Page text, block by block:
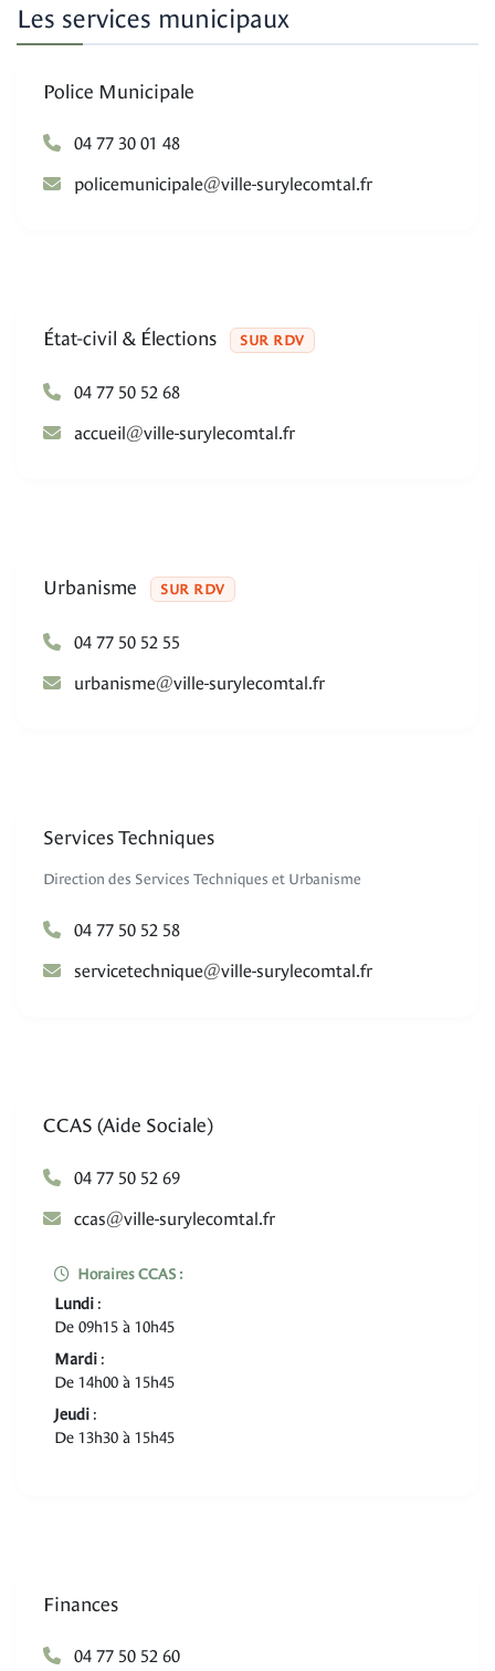
Les services municipaux
Police Municipale
04 77 30 01 48
rf.latmocelyrus-elliv
@
elapicinumecilop
État-civil & Élections SUR RDV
04 77 50 52 68
rf.latmocelyrus-elliv
@
lieucca
Urbanisme SUR RDV
04 77 50 52 55
rf.latmocelyrus-elliv
@
emsinabru
Services Techniques
Direction des Services Techniques et Urbanisme
04 77 50 52 58
rf.latmocelyrus-elliv
@
euqinhcetecivres
CCAS (Aide Sociale)
04 77 50 52 69
rf.latmocelyrus-elliv
@
sacc
Horaires CCAS :
Lundi :
De 09h15 à 10h45
Mardi :
De 14h00 à 15h45
Jeudi :
De 13h30 à 15h45
Finances
04 77 50 52 60